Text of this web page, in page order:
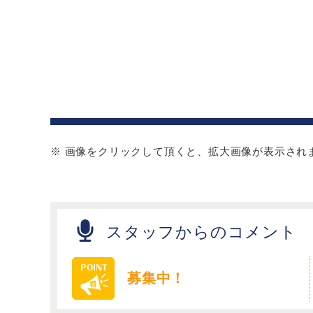
※ 画像をクリックして頂くと、拡大画像が表示され
スタッフからのコメント
募集中！